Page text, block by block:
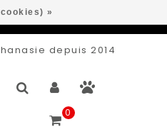
depuis 2014
0
»